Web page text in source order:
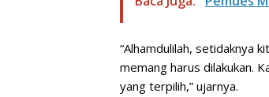
“Alhamdulilah, setidaknya
memang harus dilakukan.
yang terpilih,” ujarnya.